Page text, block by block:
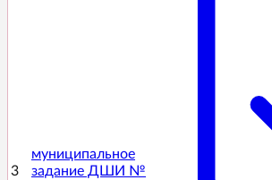
3
муниципальное
задание ДШИ №